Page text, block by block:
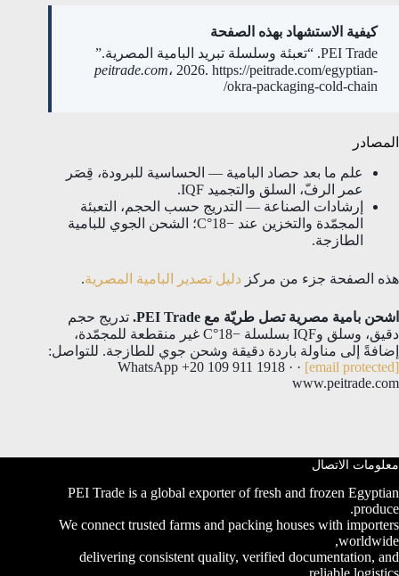
كيفية الاستشهاد بهذه الصفحة
PEI Trade. “تعبئة وسلسلة تبريد البامية المصرية.”
peitrade.com، 2026. https://peitrade.com/egyptian-
okra-packaging-cold-chain/
المصادر
علم ما بعد حصاد البامية — الحساسية للبرودة، قِصَر
عمر الرفّ، السلق والتجميد IQF.
إرشادات الصناعة — التدريج حسب الحجم، التعبئة
المجمّدة والتخزين عند −18°C؛ الشحن الجوي للبامية
الطازجة.
هذه الصفحة جزء من مركز دليل تصدير البامية المصرية.
اشحن بامية مصرية تصل طريّة مع PEI Trade.
تدريج حجم
دقيق، وسلق وIQF بسلسلة −18°C غير منقطعة للمجمّدة،
إضافةً إلى مناولة باردة دقيقة وشحن جوي للطازجة. للتواصل:
[email protected]
· WhatsApp +20 109 911 1918 ·
www.peitrade.com
معلومات الاتصال
PEI Trade is a global exporter of fresh and frozen Egyptian
produce.
We connect trusted farms and packing houses with importers
worldwide,
delivering consistent quality, verified documentation, and